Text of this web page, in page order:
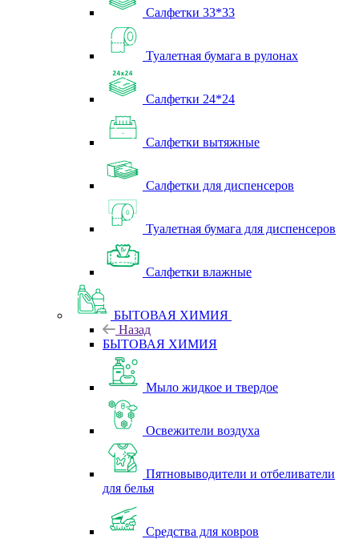
Салфетки 33*33
Туалетная бумага в рулонах
Салфетки 24*24
Салфетки вытяжные
Салфетки для диспенсеров
Туалетная бумага для диспенсеров
Салфетки влажные
БЫТОВАЯ ХИМИЯ
Назад
БЫТОВАЯ ХИМИЯ
Мыло жидкое и твердое
Освежители воздуха
Пятновыводители и отбеливатели
для белья
Средства для ковров